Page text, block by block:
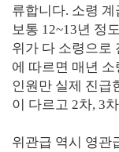
류합니다. 소령
보통 12~13년 정
위가 다 소령으로
에 따르면 매년
인원만 실제 진급
이 다르고 2차, 3
위관급 역시 영관